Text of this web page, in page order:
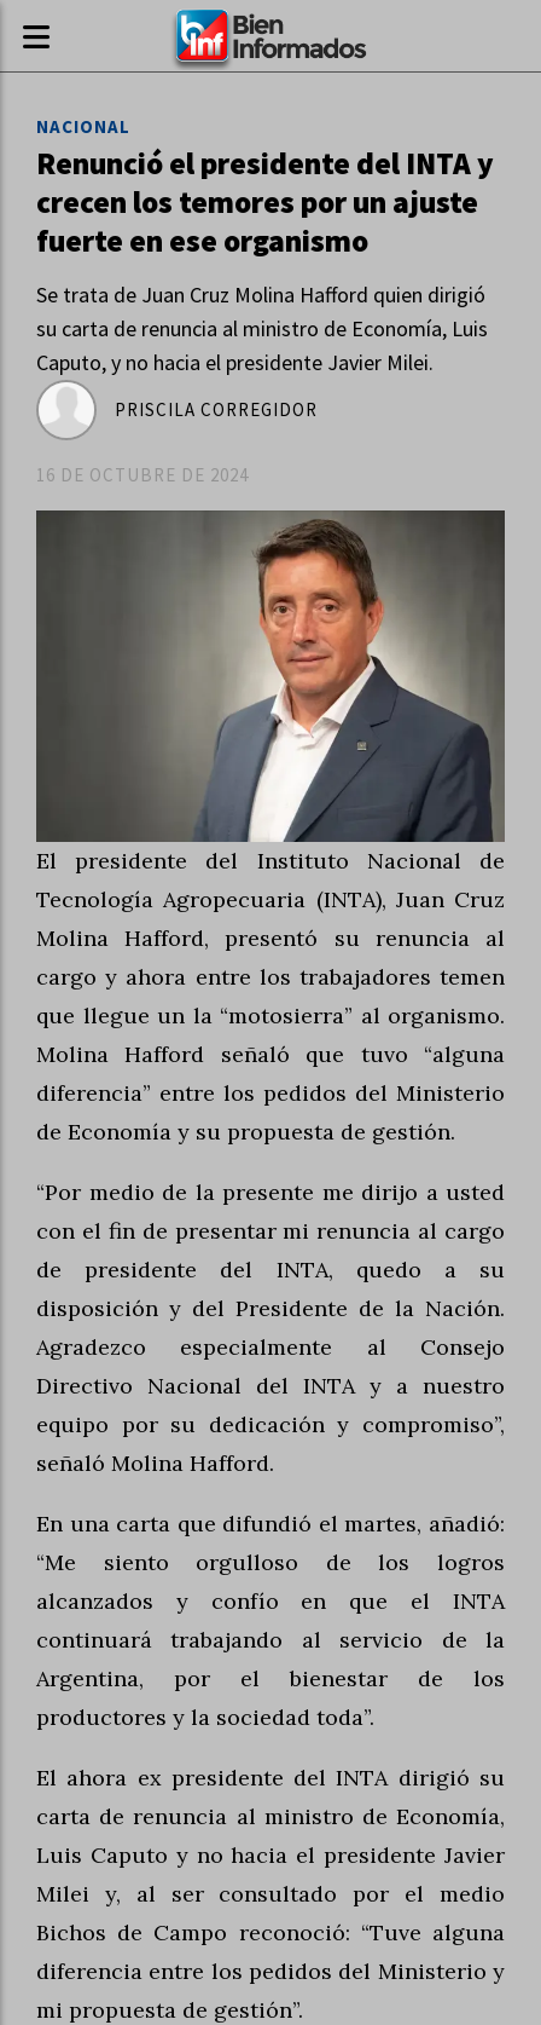
Renunció el presidente del INTA y
crecen los temores por un ajuste
fuerte en ese organismo
Se trata de Juan Cruz Molina Hafford quien dirigió
su carta de renuncia al ministro de Economía, Luis
Caputo, y no hacia el presidente Javier Milei.
NACIONAL
16 DE OCTUBRE DE 2024
PRISCILA CORREGIDOR
El presidente del Instituto Nacional de
Tecnología Agropecuaria (INTA), Juan Cruz
Molina Hafford, presentó su renuncia al
cargo y ahora entre los trabajadores temen
que llegue un la “motosierra” al organismo.
Molina Hafford señaló que tuvo “alguna
diferencia” entre los pedidos del Ministerio
de Economía y su propuesta de gestión.
“Por medio de la presente me dirijo a usted
con el fin de presentar mi renuncia al cargo
de presidente del INTA, quedo a su
disposición y del Presidente de la Nación.
Agradezco especialmente al Consejo
Directivo Nacional del INTA y a nuestro
equipo por su dedicación y compromiso”,
señaló Molina Hafford.
En una carta que difundió el martes, añadió:
“Me siento orgulloso de los logros
alcanzados y confío en que el INTA
continuará trabajando al servicio de la
Argentina, por el bienestar de los
productores y la sociedad toda”.
El ahora ex presidente del INTA dirigió su
carta de renuncia al ministro de Economía,
Luis Caputo y no hacia el presidente Javier
Milei y, al ser consultado por el medio
Bichos de Campo reconoció: “Tuve alguna
diferencia entre los pedidos del Ministerio y
mi propuesta de gestión”.